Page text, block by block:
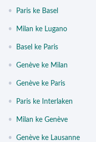
• Paris ke Basel
• Milan ke Lugano
• Basel ke Paris
• Genève ke Milan
• Genève ke Paris
• Paris ke Interlaken
• Milan ke Genève
• Genève ke Lausanne